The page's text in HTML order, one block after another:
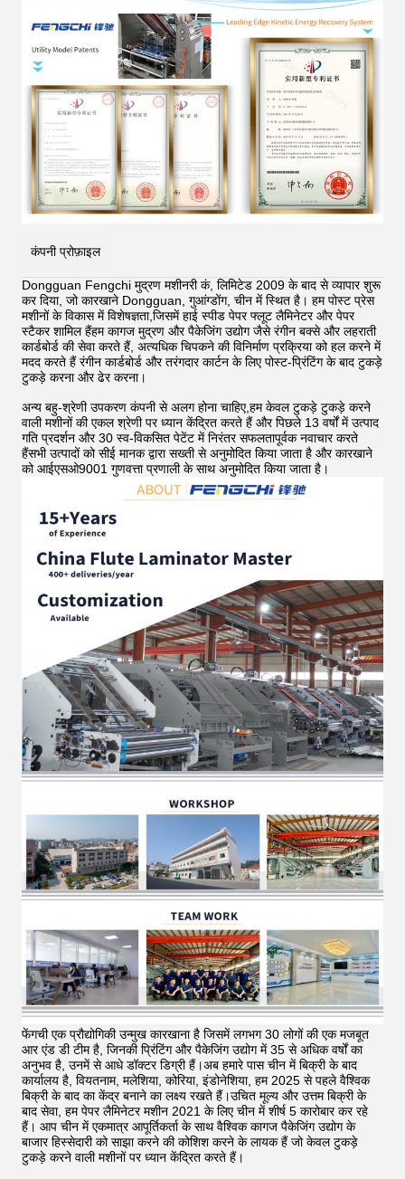
कंपनी प्रोफ़ाइल
Dongguan Fengchi मुद्रण मशीनरी कं, लिमिटेड 2009 के बाद से व्यापार शुरू
कर दिया, जो कारखाने Dongguan, गुआंग्डोंग, चीन में स्थित है। हम पोस्ट प्रेस
मशीनों के विकास में विशेषज्ञता,जिसमें हाई स्पीड पेपर फ्लूट लैमिनेटर और पेपर
स्टैकर शामिल हैंहम कागज मुद्रण और पैकेजिंग उद्योग जैसे रंगीन बक्से और लहराती
कार्डबोर्ड की सेवा करते हैं, अत्यधिक चिपकने की विनिर्माण प्रक्रिया को हल करने में
मदद करते हैं रंगीन कार्डबोर्ड और तरंगदार कार्टन के लिए पोस्ट-प्रिंटिंग के बाद टुकड़े
टुकड़े करना और ढेर करना।
अन्य बहु-श्रेणी उपकरण कंपनी से अलग होना चाहिए,हम केवल टुकड़े टुकड़े करने
वाली मशीनों की एकल श्रेणी पर ध्यान केंद्रित करते हैं और पिछले 13 वर्षों में उत्पाद
गति प्रदर्शन और 30 स्व-विकसित पेटेंट में निरंतर सफलतापूर्वक नवाचार करते
हैंसभी उत्पादों को सीई मानक द्वारा सख्ती से अनुमोदित किया जाता है और कारखाने
को आईएसओ9001 गुणवत्ता प्रणाली के साथ अनुमोदित किया जाता है।
फेंगची एक प्रौद्योगिकी उन्मुख कारखाना है जिसमें लगभग 30 लोगों की एक मजबूत
आर एंड डी टीम है, जिनकी प्रिंटिंग और पैकेजिंग उद्योग में 35 से अधिक वर्षों का
अनुभव है, उनमें से आधे डॉक्टर डिग्री हैं।अब हमारे पास चीन में बिक्री के बाद
कार्यालय है, वियतनाम, मलेशिया, कोरिया, इंडोनेशिया, हम 2025 से पहले वैश्विक
बिक्री के बाद का केंद्र बनाने का लक्ष्य रखते हैं।उचित मूल्य और उत्तम बिक्री के
बाद सेवा, हम पेपर लैमिनेटर मशीन 2021 के लिए चीन में शीर्ष 5 कारोबार कर रहे
हैं। आप चीन में एकमात्र आपूर्तिकर्ता के साथ वैश्विक कागज पैकेजिंग उद्योग के
बाजार हिस्सेदारी को साझा करने की कोशिश करने के लायक हैं जो केवल टुकड़े
टुकड़े करने वाली मशीनों पर ध्यान केंद्रित करते हैं।